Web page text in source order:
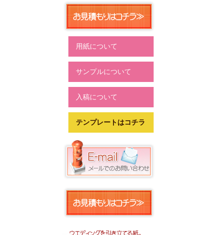
用紙について
サンプルについて
入稿について
テンプレートはコチラ